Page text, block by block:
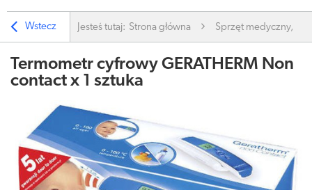
Wstecz Jesteś tutaj: Strona główna Sprzęt medyczny,
Termometr cyfrowy GERATHERM Non
contact x 1 sztuka